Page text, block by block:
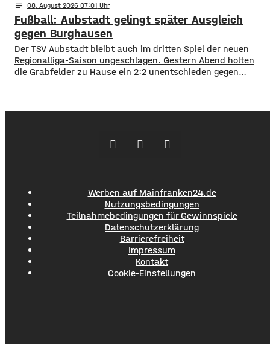
im Open-Data-Portal neue digitale
Schulporträts veröffentlicht. Dort werden alle 35 Schulen
in städtischer Trägerschaft mit einer Vielzahl von Daten
vorgestellt und miteinander vergleichbar gemacht. ​So
können beispielsweise Schülerzahlen, die Anzahl der
notes 08. August 2026 07:01
Fußball: Aubstadt gelingt später Ausgleich
gegen Burghausen
Der TSV Aubstadt bleibt auch im dritten Spiel der neuen
Regionalliga-Saison ungeschlagen. Gestern Abend holten
die Grabfelder zu Hause ein 2:2 unentschieden gegen
Werben auf Mainfranken24.de
Nutzungsbedingungen
Teilnahmebedingungen für Gewinnspiele
Datenschutzerklärung
Barrierefreiheit
Impressum
Kontakt
Cookie-Einstellungen